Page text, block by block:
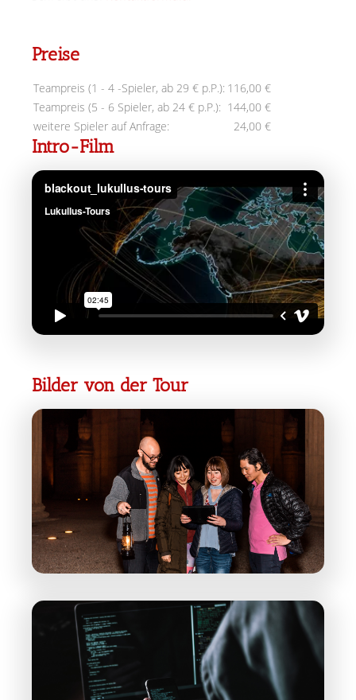
Preise
Teampreis (1 - 4 -Spieler, ab 29 € p.P.): 116,00 €
Teampreis (5 - 6 Spieler, ab 24 € p.P.): 144,00 €
weitere Spieler auf Anfrage:
24,00 €
Intro-Film
Bilder von der Tour